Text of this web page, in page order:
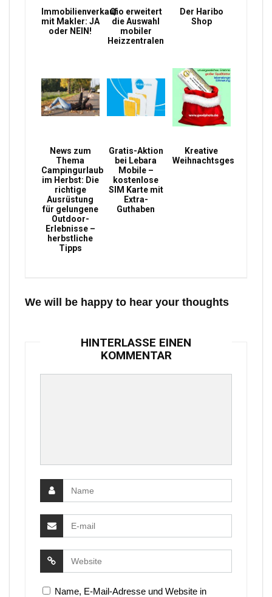
Immobilienverkauf
mit Makler: JA
oder NEIN!
Qio erweitert
die Auswahl
mobiler
Heizzentralen
Der Haribo
Shop
News zum
Thema
Campingurlaub
im Herbst: Die
richtige
Ausrüstung
für gelungene
Outdoor-
Erlebnisse –
herbstliche
Tipps
Gratis-Aktion
bei Lebara
Mobile –
kostenlose
SIM Karte mit
Extra-
Guthaben
Kreative
Weihnachtsgeschenke
We will be happy to hear your thoughts
HINTERLASSE EINEN
KOMMENTAR
Name, E-Mail-Adresse und Website in